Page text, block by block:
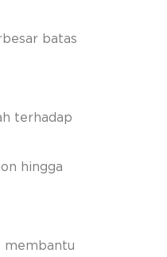
batas
terhadap
hingga
membantu